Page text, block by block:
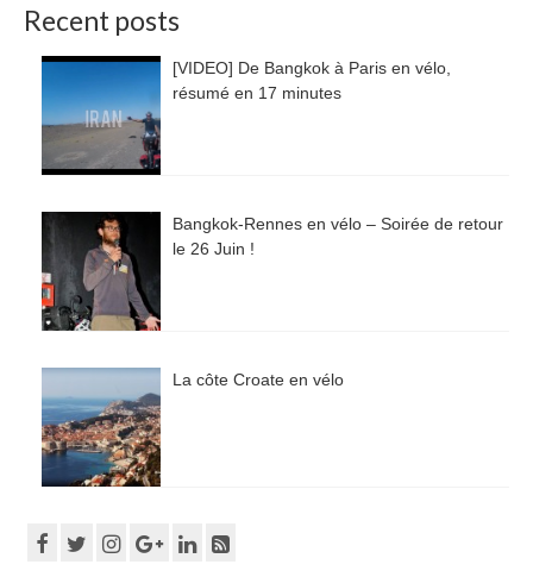
Recent posts
[VIDEO] De Bangkok à Paris en vélo,
résumé en 17 minutes
Bangkok-Rennes en vélo – Soirée de retour
le 26 Juin !
La côte Croate en vélo